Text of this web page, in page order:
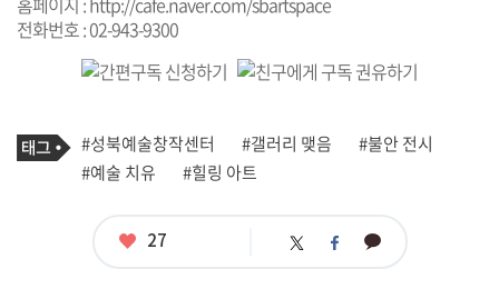
전화번호 : 02-943-9300
기
사
관
련
태
그
#성북예술창작센터 #갤러리 맺음
#불안 전시
#예술 치유
#힐링 아트
좋
27 트 페 카